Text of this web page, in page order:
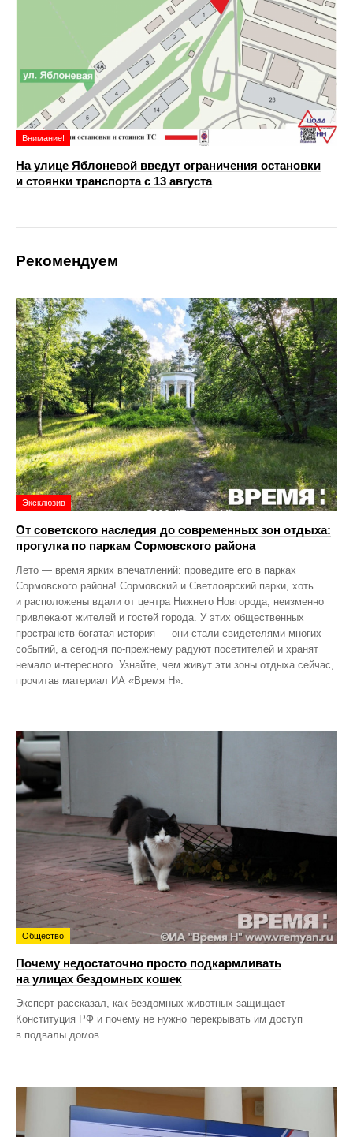
Внимание!
На улице Яблоневой введут ограничения остановки
и стоянки транспорта с 13 августа
Рекомендуем
Эксклюзив
От советского наследия до современных зон отдыха:
прогулка по паркам Сормовского района
Лето — время ярких впечатлений: проведите его в парках
Сормовского района! Сормовский и Светлоярский парки, хоть
и расположены вдали от центра Нижнего Новгорода, неизменно
привлекают жителей и гостей города. У этих общественных
пространств богатая история — они стали свидетелями многих
событий, а сегодня по‑прежнему радуют посетителей и хранят
немало интересного. Узнайте, чем живут эти зоны отдыха сейчас,
прочитав материал ИА «Время Н».
Общество
Почему недостаточно просто подкармливать
на улицах бездомных кошек
Эксперт рассказал, как бездомных животных защищает
Конституция РФ и почему не нужно перекрывать им доступ
в подвалы домов.